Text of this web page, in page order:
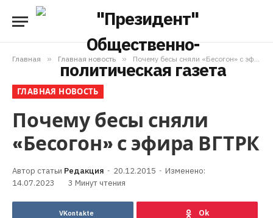
Главная » Главная новость » Почему бесы сняли «Бесогон» с эфира ВГТРК
ГЛАВНАЯ НОВОСТЬ
Почему бесы сняли
«Бесогон» с эфира ВГТРК
Редакция 20.12.2015
Изменено:
14.07.2023
3 Минут чтения
VKontakte